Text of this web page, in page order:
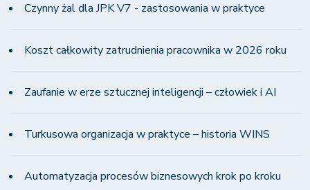
Czynny żal dla JPK V7 - zastosowania w praktyce
Koszt całkowity zatrudnienia pracownika w 2026 roku
Zaufanie w erze sztucznej inteligencji – człowiek i AI
Turkusowa organizacja w praktyce – historia WINS
Automatyzacja procesów biznesowych krok po kroku